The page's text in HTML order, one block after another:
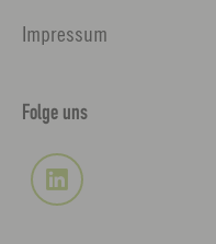
Impressum
Folge uns